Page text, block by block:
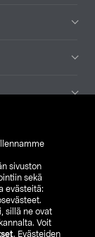
sivuston
sekä
evästeitä:
sillä ne ovat
Voit
. Evästeiden